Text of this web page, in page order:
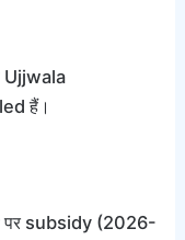
Ujjwala
हैं।
पर subsidy (2026-